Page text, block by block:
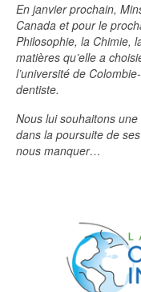
En janvier prochain,
Canada et pour le
Philosophie, la Chimie,
matières qu’elle a
l’université de
dentiste.
Nous lui souhaitons
dans la poursuite de
nous manquer…